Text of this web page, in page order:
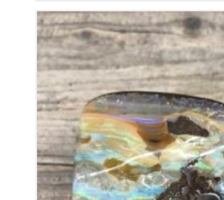
Opale Boulder
350€